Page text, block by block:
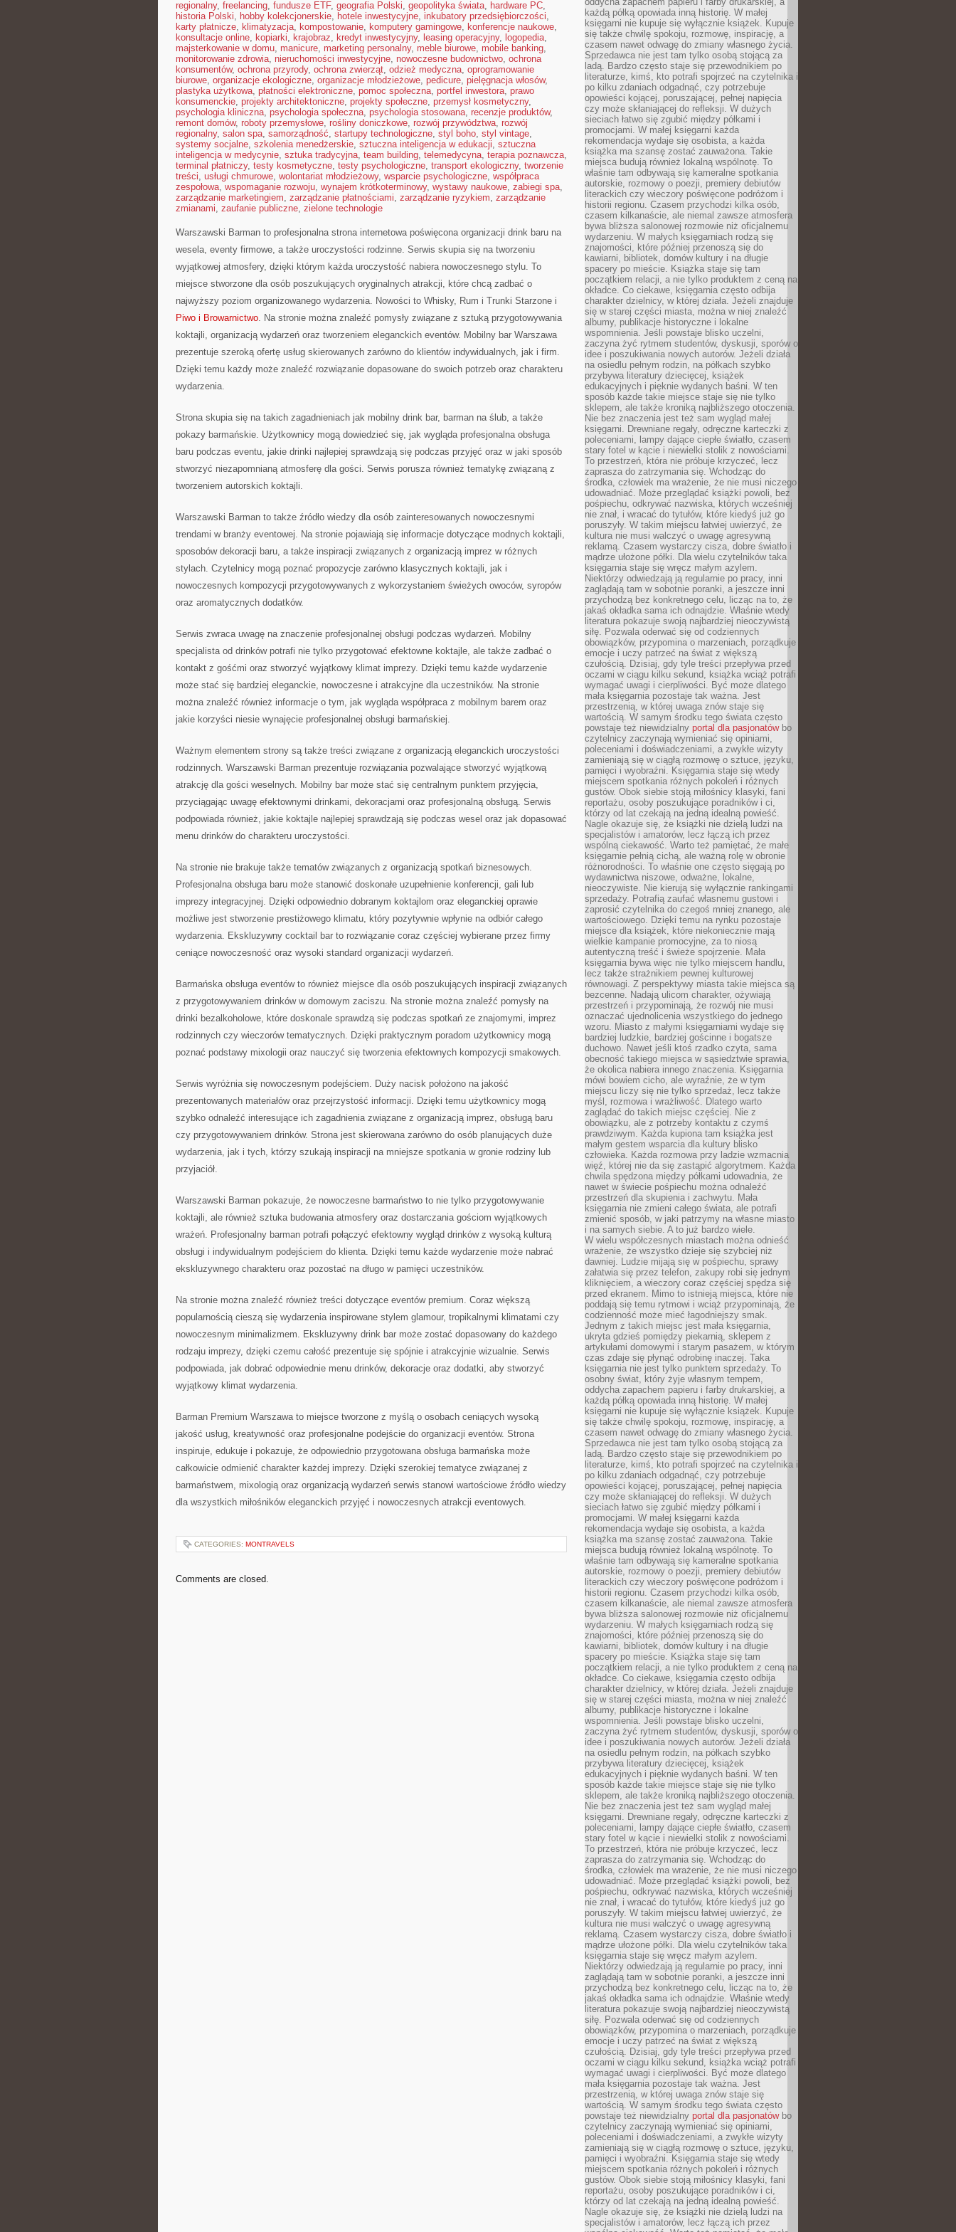
regionalny, freelancing, fundusze ETF, geografia Polski, geopolityka świata, hardware PC,
historia Polski, hobby kolekcjonerskie, hotele inwestycyjne, inkubatory przedsiębiorczości,
karty płatnicze, klimatyzacja, kompostowanie, komputery gamingowe, konferencje naukowe,
konsultacje online, kopiarki, krajobraz, kredyt inwestycyjny, leasing operacyjny, logopedia,
majsterkowanie w domu, manicure, marketing personalny, meble biurowe, mobile banking,
monitorowanie zdrowia, nieruchomości inwestycyjne, nowoczesne budownictwo, ochrona
konsumentów, ochrona przyrody, ochrona zwierząt, odzież medyczna, oprogramowanie
biurowe, organizacje ekologiczne, organizacje młodzieżowe, pedicure, pielęgnacja włosów,
plastyka użytkowa, płatności elektroniczne, pomoc społeczna, portfel inwestora, prawo
konsumenckie, projekty architektoniczne, projekty społeczne, przemysł kosmetyczny,
psychologia kliniczna, psychologia społeczna, psychologia stosowana, recenzje produktów,
remont domów, roboty przemysłowe, rośliny doniczkowe, rozwój przywództwa, rozwój
regionalny, salon spa, samorządność, startupy technologiczne, styl boho, styl vintage,
systemy socjalne, szkolenia menedżerskie, sztuczna inteligencja w edukacji, sztuczna
inteligencja w medycynie, sztuka tradycyjna, team building, telemedycyna, terapia poznawcza,
terminal płatniczy, testy kosmetyczne, testy psychologiczne, transport ekologiczny, tworzenie
treści, usługi chmurowe, wolontariat młodzieżowy, wsparcie psychologiczne, współpraca
zespołowa, wspomaganie rozwoju, wynajem krótkoterminowy, wystawy naukowe, zabiegi spa,
zarządzanie marketingiem, zarządzanie płatnościami, zarządzanie ryzykiem, zarządzanie
zmianami, zaufanie publiczne, zielone technologie
Warszawski Barman to profesjonalna strona internetowa poświęcona organizacji drink baru na
wesela, eventy firmowe, a także uroczystości rodzinne. Serwis skupia się na tworzeniu
wyjątkowej atmosfery, dzięki którym każda uroczystość nabiera nowoczesnego stylu. To
miejsce stworzone dla osób poszukujących oryginalnych atrakcji, które chcą zadbać o
najwyższy poziom organizowanego wydarzenia. Nowości to Whisky, Rum i Trunki Starzone i
Piwo i Browarnictwo. Na stronie można znaleźć pomysły związane z sztuką przygotowywania
koktajli, organizacją wydarzeń oraz tworzeniem eleganckich eventów. Mobilny bar Warszawa
prezentuje szeroką ofertę usług skierowanych zarówno do klientów indywidualnych, jak i firm.
Dzięki temu każdy może znaleźć rozwiązanie dopasowane do swoich potrzeb oraz charakteru
wydarzenia.
Strona skupia się na takich zagadnieniach jak mobilny drink bar, barman na ślub, a także
pokazy barmańskie. Użytkownicy mogą dowiedzieć się, jak wygląda profesjonalna obsługa
baru podczas eventu, jakie drinki najlepiej sprawdzają się podczas przyjęć oraz w jaki sposób
stworzyć niezapomnianą atmosferę dla gości. Serwis porusza również tematykę związaną z
tworzeniem autorskich koktajli.
Warszawski Barman to także źródło wiedzy dla osób zainteresowanych nowoczesnymi
trendami w branży eventowej. Na stronie pojawiają się informacje dotyczące modnych koktajli,
sposobów dekoracji baru, a także inspiracji związanych z organizacją imprez w różnych
stylach. Czytelnicy mogą poznać propozycje zarówno klasycznych koktajli, jak i
nowoczesnych kompozycji przygotowywanych z wykorzystaniem świeżych owoców, syropów
oraz aromatycznych dodatków.
Serwis zwraca uwagę na znaczenie profesjonalnej obsługi podczas wydarzeń. Mobilny
specjalista od drinków potrafi nie tylko przygotować efektowne koktajle, ale także zadbać o
kontakt z gośćmi oraz stworzyć wyjątkowy klimat imprezy. Dzięki temu każde wydarzenie
może stać się bardziej eleganckie, nowoczesne i atrakcyjne dla uczestników. Na stronie
można znaleźć również informacje o tym, jak wygląda współpraca z mobilnym barem oraz
jakie korzyści niesie wynajęcie profesjonalnej obsługi barmańskiej.
Ważnym elementem strony są także treści związane z organizacją eleganckich uroczystości
rodzinnych. Warszawski Barman prezentuje rozwiązania pozwalające stworzyć wyjątkową
atrakcję dla gości weselnych. Mobilny bar może stać się centralnym punktem przyjęcia,
przyciągając uwagę efektownymi drinkami, dekoracjami oraz profesjonalną obsługą. Serwis
podpowiada również, jakie koktajle najlepiej sprawdzają się podczas wesel oraz jak dopasować
menu drinków do charakteru uroczystości.
Na stronie nie brakuje także tematów związanych z organizacją spotkań biznesowych.
Profesjonalna obsługa baru może stanowić doskonałe uzupełnienie konferencji, gali lub
imprezy integracyjnej. Dzięki odpowiednio dobranym koktajlom oraz eleganckiej oprawie
możliwe jest stworzenie prestiżowego klimatu, który pozytywnie wpłynie na odbiór całego
wydarzenia. Ekskluzywny cocktail bar to rozwiązanie coraz częściej wybierane przez firmy
ceniące nowoczesność oraz wysoki standard organizacji wydarzeń.
Barmańska obsługa eventów to również miejsce dla osób poszukujących inspiracji związanych
z przygotowywaniem drinków w domowym zaciszu. Na stronie można znaleźć pomysły na
drinki bezalkoholowe, które doskonale sprawdzą się podczas spotkań ze znajomymi, imprez
rodzinnych czy wieczorów tematycznych. Dzięki praktycznym poradom użytkownicy mogą
poznać podstawy mixologii oraz nauczyć się tworzenia efektownych kompozycji smakowych.
Serwis wyróżnia się nowoczesnym podejściem. Duży nacisk położono na jakość
prezentowanych materiałów oraz przejrzystość informacji. Dzięki temu użytkownicy mogą
szybko odnaleźć interesujące ich zagadnienia związane z organizacją imprez, obsługą baru
czy przygotowywaniem drinków. Strona jest skierowana zarówno do osób planujących duże
wydarzenia, jak i tych, którzy szukają inspiracji na mniejsze spotkania w gronie rodziny lub
przyjaciół.
Warszawski Barman pokazuje, że nowoczesne barmaństwo to nie tylko przygotowywanie
koktajli, ale również sztuka budowania atmosfery oraz dostarczania gościom wyjątkowych
wrażeń. Profesjonalny barman potrafi połączyć efektowny wygląd drinków z wysoką kulturą
obsługi i indywidualnym podejściem do klienta. Dzięki temu każde wydarzenie może nabrać
ekskluzywnego charakteru oraz pozostać na długo w pamięci uczestników.
Na stronie można znaleźć również treści dotyczące eventów premium. Coraz większą
popularnością cieszą się wydarzenia inspirowane stylem glamour, tropikalnymi klimatami czy
nowoczesnym minimalizmem. Ekskluzywny drink bar może zostać dopasowany do każdego
rodzaju imprezy, dzięki czemu całość prezentuje się spójnie i atrakcyjnie wizualnie. Serwis
podpowiada, jak dobrać odpowiednie menu drinków, dekoracje oraz dodatki, aby stworzyć
wyjątkowy klimat wydarzenia.
Barman Premium Warszawa to miejsce tworzone z myślą o osobach ceniących wysoką
jakość usług, kreatywność oraz profesjonalne podejście do organizacji eventów. Strona
inspiruje, edukuje i pokazuje, że odpowiednio przygotowana obsługa barmańska może
całkowicie odmienić charakter każdej imprezy. Dzięki szerokiej tematyce związanej z
barmaństwem, mixologią oraz organizacją wydarzeń serwis stanowi wartościowe źródło wiedzy
dla wszystkich miłośników eleganckich przyjęć i nowoczesnych atrakcji eventowych.
CATEGORIES: MONTRAVELS
Comments are closed.
każdą półką opowiada inną historię. W małej
księgarni nie kupuje się wyłącznie książek. Kupuje
się także chwilę spokoju, rozmowę, inspirację, a
czasem nawet odwagę do zmiany własnego życia.
Sprzedawca nie jest tam tylko osobą stojącą za
ladą. Bardzo często staje się przewodnikiem po
literaturze, kimś, kto potrafi spojrzeć na czytelnika i
po kilku zdaniach odgadnąć, czy potrzebuje
opowieści kojącej, poruszającej, pełnej napięcia
czy może skłaniającej do refleksji. W dużych
sieciach łatwo się zgubić między półkami i
promocjami. W małej księgarni każda
rekomendacja wydaje się osobista, a każda
książka ma szansę zostać zauważona. Takie
miejsca budują również lokalną wspólnotę. To
właśnie tam odbywają się kameralne spotkania
autorskie, rozmowy o poezji, premiery debiutów
literackich czy wieczory poświęcone podróżom i
historii regionu. Czasem przychodzi kilka osób,
czasem kilkanaście, ale niemal zawsze atmosfera
bywa bliższa salonowej rozmowie niż oficjalnemu
wydarzeniu. W małych księgarniach rodzą się
znajomości, które później przenoszą się do
kawiarni, bibliotek, domów kultury i na długie
spacery po mieście. Książka staje się tam
początkiem relacji, a nie tylko produktem z ceną na
okładce. Co ciekawe, księgarnia często odbija
charakter dzielnicy, w której działa. Jeżeli znajduje
się w starej części miasta, można w niej znaleźć
albumy, publikacje historyczne i lokalne
wspomnienia. Jeśli powstaje blisko uczelni,
zaczyna żyć rytmem studentów, dyskusji, sporów o
idee i poszukiwania nowych autorów. Jeżeli działa
na osiedlu pełnym rodzin, na półkach szybko
przybywa literatury dziecięcej, książek
edukacyjnych i pięknie wydanych baśni. W ten
sposób każde takie miejsce staje się nie tylko
sklepem, ale także kroniką najbliższego otoczenia.
Nie bez znaczenia jest też sam wygląd małej
księgarni. Drewniane regały, odręczne karteczki z
poleceniami, lampy dające ciepłe światło, czasem
stary fotel w kącie i niewielki stolik z nowościami.
To przestrzeń, która nie próbuje krzyczeć, lecz
zaprasza do zatrzymania się. Wchodząc do
środka, człowiek ma wrażenie, że nie musi niczego
udowadniać. Może przeglądać książki powoli, bez
pośpiechu, odkrywać nazwiska, których wcześniej
nie znał, i wracać do tytułów, które kiedyś już go
poruszyły. W takim miejscu łatwiej uwierzyć, że
kultura nie musi walczyć o uwagę agresywną
reklamą. Czasem wystarczy cisza, dobre światło i
mądrze ułożone półki. Dla wielu czytelników taka
księgarnia staje się wręcz małym azylem.
Niektórzy odwiedzają ją regularnie po pracy, inni
zaglądają tam w sobotnie poranki, a jeszcze inni
przychodzą bez konkretnego celu, licząc na to, że
jakaś okładka sama ich odnajdzie. Właśnie wtedy
literatura pokazuje swoją najbardziej nieoczywistą
siłę. Pozwala oderwać się od codziennych
obowiązków, przypomina o marzeniach, porządkuje
emocje i uczy patrzeć na świat z większą
czułością. Dzisiaj, gdy tyle treści przepływa przed
oczami w ciągu kilku sekund, książka wciąż potrafi
wymagać uwagi i cierpliwości. Być może dlatego
mała księgarnia pozostaje tak ważna. Jest
przestrzenią, w której uwaga znów staje się
wartością. W samym środku tego świata często
powstaje też niewidzialny portal dla pasjonatówbo
czytelnicy zaczynają wymieniać się opiniami,
poleceniami i doświadczeniami, a zwykłe wizyty
zamieniają się w ciągłą rozmowę o sztuce, języku,
pamięci i wyobraźni. Księgarnia staje się wtedy
miejscem spotkania różnych pokoleń i różnych
gustów. Obok siebie stoją miłośnicy klasyki, fani
reportażu, osoby poszukujące poradników i ci,
którzy od lat czekają na jedną idealną powieść.
Nagle okazuje się, że książki nie dzielą ludzi na
specjalistów i amatorów, lecz łączą ich przez
wspólną ciekawość. Warto też pamiętać, że małe
księgarnie pełnią cichą, ale ważną rolę w obronie
różnorodności. To właśnie one często sięgają po
wydawnictwa niszowe, odważne, lokalne,
nieoczywiste. Nie kierują się wyłącznie rankingami
sprzedaży. Potrafią zaufać własnemu gustowi i
zaprosić czytelnika do czegoś mniej znanego, ale
wartościowego. Dzięki temu na rynku pozostaje
miejsce dla książek, które niekoniecznie mają
wielkie kampanie promocyjne, za to niosą
autentyczną treść i świeże spojrzenie. Mała
księgarnia bywa więc nie tylko miejscem handlu,
lecz także strażnikiem pewnej kulturowej
równowagi. Z perspektywy miasta takie miejsca są
bezcenne. Nadają ulicom charakter, ożywiają
przestrzeń i przypominają, że rozwój nie musi
oznaczać ujednolicenia wszystkiego do jednego
wzoru. Miasto z małymi księgarniami wydaje się
bardziej ludzkie, bardziej gościnne i bogatsze
duchowo. Nawet jeśli ktoś rzadko czyta, sama
obecność takiego miejsca w sąsiedztwie sprawia,
że okolica nabiera innego znaczenia. Księgarnia
mówi bowiem cicho, ale wyraźnie, że w tym
miejscu liczy się nie tylko sprzedaż, lecz także
myśl, rozmowa i wrażliwość. Dlatego warto
zaglądać do takich miejsc częściej. Nie z
obowiązku, ale z potrzeby kontaktu z czymś
prawdziwym. Każda kupiona tam książka jest
małym gestem wsparcia dla kultury blisko
człowieka. Każda rozmowa przy ladzie wzmacnia
więź, której nie da się zastąpić algorytmem. Każda
chwila spędzona między półkami udowadnia, że
nawet w świecie pośpiechu można odnaleźć
przestrzeń dla skupienia i zachwytu. Mała
księgarnia nie zmieni całego świata, ale potrafi
zmienić sposób, w jaki patrzymy na własne miasto
i na samych siebie. A to już bardzo wiele.
W wielu współczesnych miastach można odnieść
wrażenie, że wszystko dzieje się szybciej niż
dawniej. Ludzie mijają się w pośpiechu, sprawy
załatwia się przez telefon, zakupy robi się jednym
kliknięciem, a wieczory coraz częściej spędza się
przed ekranem. Mimo to istnieją miejsca, które nie
poddają się temu rytmowi i wciąż przypominają, że
codzienność może mieć łagodniejszy smak.
Jednym z takich miejsc jest mała księgarnia,
ukryta gdzieś pomiędzy piekarnią, sklepem z
artykułami domowymi i starym pasażem, w którym
czas zdaje się płynąć odrobinę inaczej. Taka
księgarnia nie jest tylko punktem sprzedaży. To
osobny świat, który żyje własnym tempem,
oddycha zapachem papieru i farby drukarskiej, a
każdą półką opowiada inną historię. W małej
księgarni nie kupuje się wyłącznie książek. Kupuje
się także chwilę spokoju, rozmowę, inspirację, a
czasem nawet odwagę do zmiany własnego życia.
Sprzedawca nie jest tam tylko osobą stojącą za
ladą. Bardzo często staje się przewodnikiem po
literaturze, kimś, kto potrafi spojrzeć na czytelnika i
po kilku zdaniach odgadnąć, czy potrzebuje
opowieści kojącej, poruszającej, pełnej napięcia
czy może skłaniającej do refleksji. W dużych
sieciach łatwo się zgubić między półkami i
promocjami. W małej księgarni każda
rekomendacja wydaje się osobista, a każda
książka ma szansę zostać zauważona. Takie
miejsca budują również lokalną wspólnotę. To
właśnie tam odbywają się kameralne spotkania
autorskie, rozmowy o poezji, premiery debiutów
literackich czy wieczory poświęcone podróżom i
historii regionu. Czasem przychodzi kilka osób,
czasem kilkanaście, ale niemal zawsze atmosfera
bywa bliższa salonowej rozmowie niż oficjalnemu
wydarzeniu. W małych księgarniach rodzą się
znajomości, które później przenoszą się do
kawiarni, bibliotek, domów kultury i na długie
spacery po mieście. Książka staje się tam
początkiem relacji, a nie tylko produktem z ceną na
okładce. Co ciekawe, księgarnia często odbija
charakter dzielnicy, w której działa. Jeżeli znajduje
się w starej części miasta, można w niej znaleźć
albumy, publikacje historyczne i lokalne
wspomnienia. Jeśli powstaje blisko uczelni,
zaczyna żyć rytmem studentów, dyskusji, sporów o
idee i poszukiwania nowych autorów. Jeżeli działa
na osiedlu pełnym rodzin, na półkach szybko
przybywa literatury dziecięcej, książek
edukacyjnych i pięknie wydanych baśni. W ten
sposób każde takie miejsce staje się nie tylko
sklepem, ale także kroniką najbliższego otoczenia.
Nie bez znaczenia jest też sam wygląd małej
księgarni. Drewniane regały, odręczne karteczki z
poleceniami, lampy dające ciepłe światło, czasem
stary fotel w kącie i niewielki stolik z nowościami.
To przestrzeń, która nie próbuje krzyczeć, lecz
zaprasza do zatrzymania się. Wchodząc do
środka, człowiek ma wrażenie, że nie musi niczego
udowadniać. Może przeglądać książki powoli, bez
pośpiechu, odkrywać nazwiska, których wcześniej
nie znał, i wracać do tytułów, które kiedyś już go
poruszyły. W takim miejscu łatwiej uwierzyć, że
kultura nie musi walczyć o uwagę agresywną
reklamą. Czasem wystarczy cisza, dobre światło i
mądrze ułożone półki. Dla wielu czytelników taka
księgarnia staje się wręcz małym azylem.
Niektórzy odwiedzają ją regularnie po pracy, inni
zaglądają tam w sobotnie poranki, a jeszcze inni
przychodzą bez konkretnego celu, licząc na to, że
jakaś okładka sama ich odnajdzie. Właśnie wtedy
literatura pokazuje swoją najbardziej nieoczywistą
siłę. Pozwala oderwać się od codziennych
obowiązków, przypomina o marzeniach, porządkuje
emocje i uczy patrzeć na świat z większą
czułością. Dzisiaj, gdy tyle treści przepływa przed
oczami w ciągu kilku sekund, książka wciąż potrafi
wymagać uwagi i cierpliwości. Być może dlatego
mała księgarnia pozostaje tak ważna. Jest
przestrzenią, w której uwaga znów staje się
wartością. W samym środku tego świata często
powstaje też niewidzialny portal dla pasjonatówbo
czytelnicy zaczynają wymieniać się opiniami,
poleceniami i doświadczeniami, a zwykłe wizyty
zamieniają się w ciągłą rozmowę o sztuce, języku,
pamięci i wyobraźni. Księgarnia staje się wtedy
miejscem spotkania różnych pokoleń i różnych
gustów. Obok siebie stoją miłośnicy klasyki, fani
reportażu, osoby poszukujące poradników i ci,
którzy od lat czekają na jedną idealną powieść.
Nagle okazuje się, że książki nie dzielą ludzi na
specjalistów i amatorów, lecz łączą ich przez